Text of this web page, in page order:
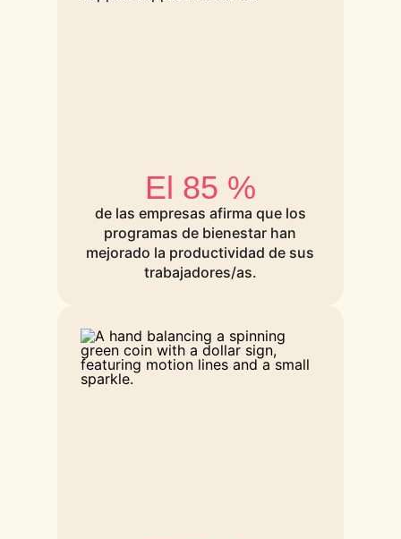
El 85 %
de las empresas afirma que los
programas de bienestar han
mejorado la productividad de sus
trabajadores/as.